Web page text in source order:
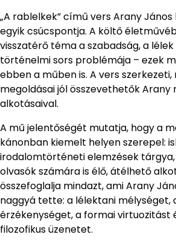
„A rablelkek” című vers Arany
egyik csúcspontja. A költő
visszatérő téma a szabadság, a
történelmi sors problémája – ezek
ebben a műben is. A vers
megoldásai jól összevethetők Arany
alkotásaival.
A mű jelentőségét mutatja, hogy a
kánonban kiemelt helyen szerepel:
irodalomtörténeti elemzések
olvasók számára is élő, átélhető
összefoglalja mindazt, ami Arany
naggyá tette: a lélektani mélységet,
érzékenységet, a formai virtuozitást
filozofikus üzenetet.